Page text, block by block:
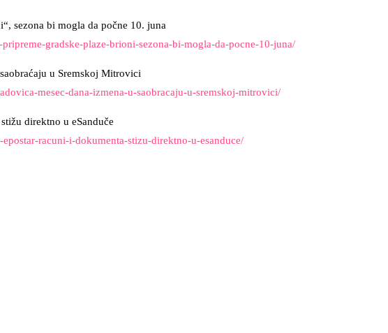
sezona bi mogla da počne 10. juna
gradske-plaze-brioni-sezona-bi-mogla-da-pocne-10-juna/
u Sremskoj Mitrovici
mesec-dana-izmena-u-saobracaju-u-sremskoj-mitrovici/
direktno u eSanduče
racuni-i-dokumenta-stizu-direktno-u-esanduce/